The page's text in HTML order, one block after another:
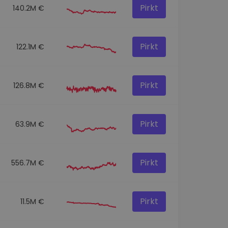
140.2M € Pirkt
122.1M € Pirkt
126.8M € Pirkt
63.9M € Pirkt
556.7M € Pirkt
11.5M € Pirkt